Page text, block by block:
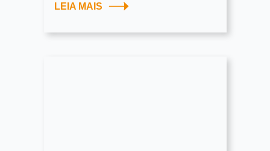
LEIA MAIS